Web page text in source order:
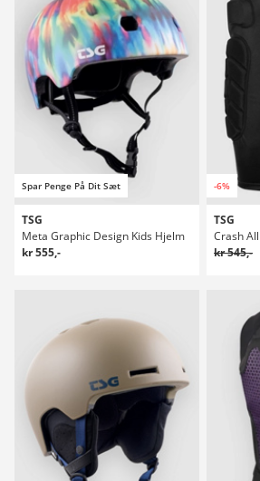
Spar Penge På Dit Sæt
TSG
Meta Graphic Design Kids Hjelm
kr 555,-
-6%
TSG
kr 545,-